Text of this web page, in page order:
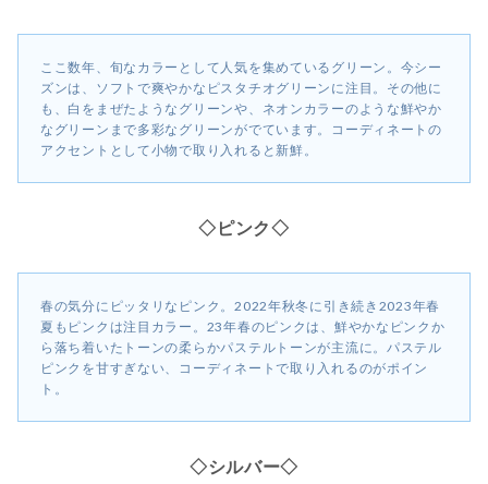
ここ数年、旬なカラーとして人気を集めているグリーン。今シー
ズンは、ソフトで爽やかなピスタチオグリーンに注目。その他に
も、白をまぜたようなグリーンや、ネオンカラーのような鮮やか
なグリーンまで多彩なグリーンがでています。コーディネートの
アクセントとして小物で取り入れると新鮮。
◇ピンク◇
春の気分にピッタリなピンク。2022年秋冬に引き続き2023年春
夏もピンクは注目カラー。23年春のピンクは、鮮やかなピンクか
ら落ち着いたトーンの柔らかパステルトーンが主流に。パステル
ピンクを甘すぎない、コーディネートで取り入れるのがポイン
ト。
◇シルバー◇